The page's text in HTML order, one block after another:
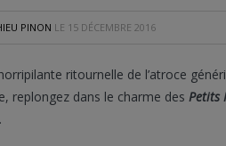
PINON LE 15 DÉCEMBRE 2016
ritournelle de l’atroce
replongez dans le charme des Petits